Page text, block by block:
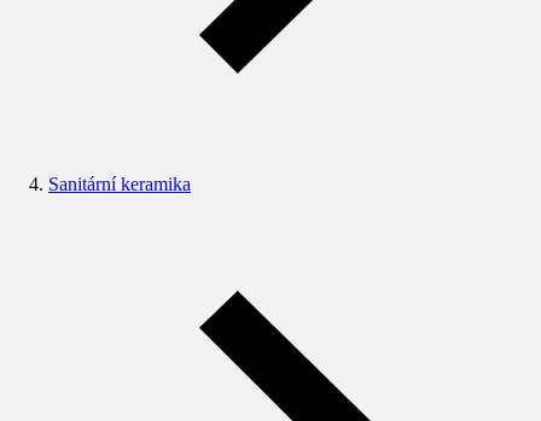
Sanitární keramika